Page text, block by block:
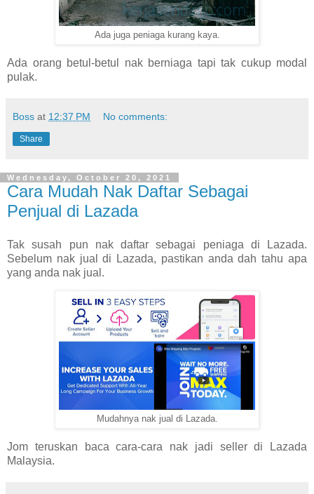
Ada juga peniaga kurang kaya.
Ada orang betul-betul nak berniaga tapi tak cukup modal
pulak.
Boss at 12:37 PM No comments:
Share
Wednesday, October 20, 2021
Cara Mudah Nak Daftar Sebagai
Penjual di Lazada
Tak susah pun nak daftar sebagai peniaga di Lazada.
Sebelum nak jual di Lazada, pastikan anda dah tahu apa
yang anda nak jual.
Mudahnya nak jual di Lazada.
Jom teruskan baca cara-cara nak jadi seller di Lazada
Malaysia.